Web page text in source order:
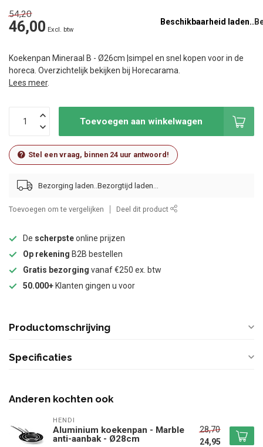
54,20
46,00 Excl. btw
Beschikbaarheid laden..
Koekenpan Mineraal B - Ø26cm |simpel en snel kopen voor in de
horeca. Overzichtelijk bekijken bij Horecarama.
Lees meer.
Toevoegen aan winkelwagen
Stel een vraag, binnen 24 uur antwoord!
Bezorging laden..
Toevoegen om te vergelijken Deel dit product
De scherpsteonline prijzen
Op rekening B2B bestellen
Gratis bezorging vanaf €250 ex. btw
50.000+ Klanten gingen u voor
Productomschrijving
Specificaties
Anderen kochten ook
HENDI
Aluminium koekenpan - Marble
anti-aanbak - Ø28cm
28,70
24,95